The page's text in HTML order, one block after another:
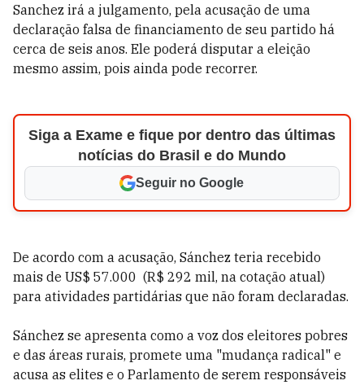
Sanchez irá a julgamento, pela acusação de uma
declaração falsa de financiamento de seu partido há
cerca de seis anos. Ele poderá disputar a eleição
mesmo assim, pois ainda pode recorrer.
Siga a Exame e fique por dentro das últimas
notícias do Brasil e do Mundo
Seguir no Google
De acordo com a acusação, Sánchez teria recebido
mais de US$ 57.000 (R$ 292 mil, na cotação atual)
para atividades partidárias que não foram declaradas.
Sánchez se apresenta como a voz dos eleitores pobres
e das áreas rurais, promete uma "mudança radical" e
acusa as elites e o Parlamento de serem responsáveis